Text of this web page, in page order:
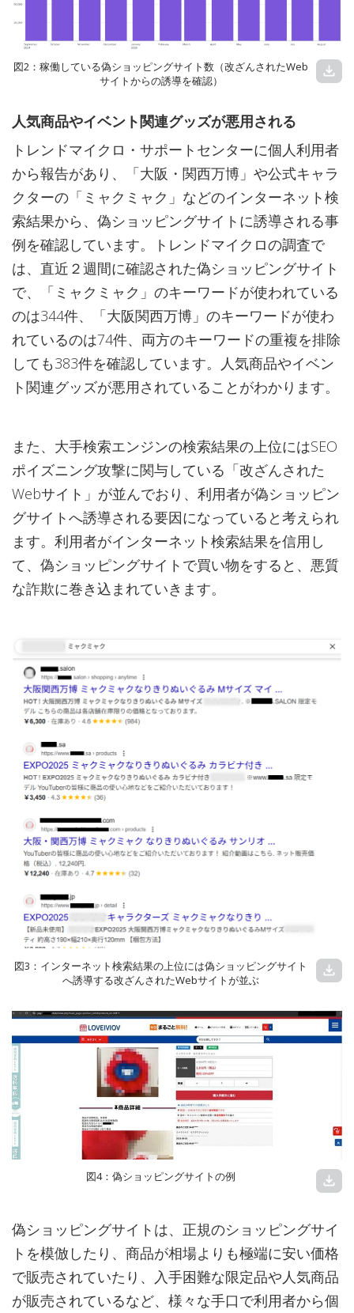
図2：稼働している偽ショッピングサイト数（改ざんされたWeb
サイトからの誘導を確認）
download
人気商品やイベント関連グッズが悪用される
トレンドマイクロ・サポートセンターに個人利用者
から報告があり、「大阪・関西万博」や公式キャラ
クターの「ミャクミャク」などのインターネット検
索結果から、偽ショッピングサイトに誘導される事
例を確認しています。トレンドマイクロの調査で
は、直近２週間に確認された偽ショッピングサイト
で、「ミャクミャク」のキーワードが使われている
のは344件、「大阪関西万博」のキーワードが使わ
れているのは74件、両方のキーワードの重複を排除
しても383件を確認しています。人気商品やイベン
ト関連グッズが悪用されていることがわかります。
また、大手検索エンジンの検索結果の上位にはSEO
ポイズニング攻撃に関与している「改ざんされた
Webサイト」が並んでおり、利用者が偽ショッピン
グサイトへ誘導される要因になっていると考えられ
ます。利用者がインターネット検索結果を信用し
て、偽ショッピングサイトで買い物をすると、悪質
な詐欺に巻き込まれていきます。
図3：インターネット検索結果の上位には偽ショッピングサイト
へ誘導する改ざんされたWebサイトが並ぶ
download
図4：偽ショッピングサイトの例 download
偽ショッピングサイトは、正規のショッピングサイ
トを模倣したり、商品が相場よりも極端に安い価格
で販売されていたり、入手困難な限定品や人気商品
が販売されているなど、様々な手口で利用者から個